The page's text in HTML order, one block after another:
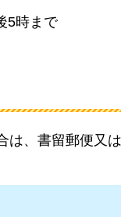
5時まで
は、書留郵便又